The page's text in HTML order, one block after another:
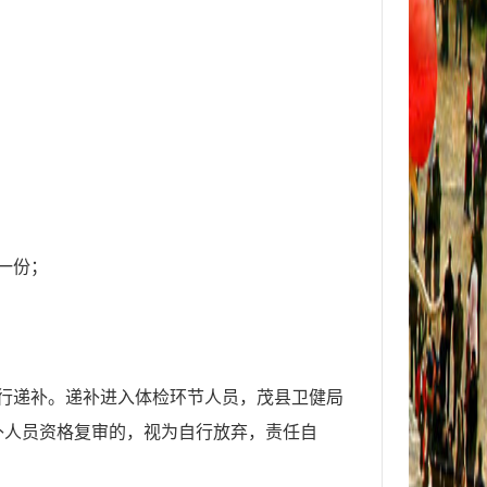
份；
补。递补进入体检环节人员， 茂县卫健局
员资格复审的，视为自行放弃，责任自